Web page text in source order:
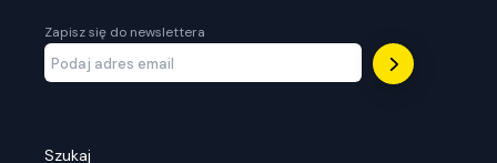
Zapisz się do newslettera
Szukaj